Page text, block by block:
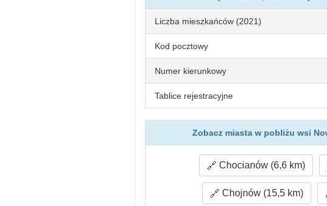
Liczba mieszkańców (2021)
Kod pocztowy
Numer kierunkowy
Tablice rejestracyjne
Zobacz miasta w pobliżu wsi
Chocianów (6,6 km)
Chojnów (15,5 km)